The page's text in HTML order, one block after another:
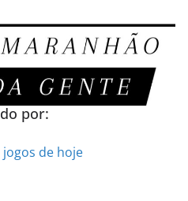
por:
jogos de hoje